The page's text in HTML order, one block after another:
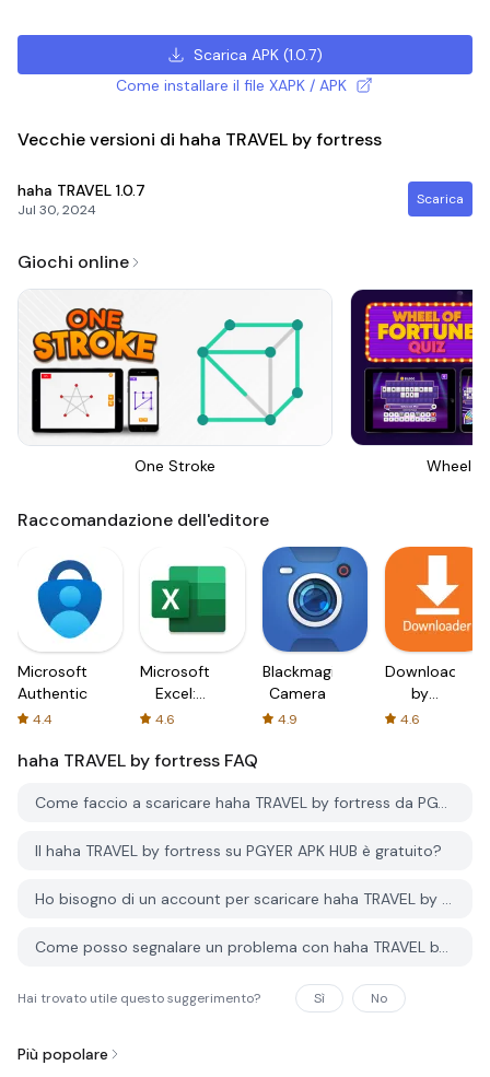
Scarica APK(1.0.7)
Come installare il file XAPK / APK
Vecchie versioni di haha TRAVEL by fortress
haha TRAVEL 1.0.7
Jul 30, 2024
Scarica
Giochi online
One Stroke Wheel
Raccomandazione dell'editore
Microsoft
Authenticator
4.4
Microsoft
Excel:
Spreadsheets
4.6
Blackmagic
Camera
4.9
Downloader
by
AFTVnews
4.6
haha TRAVEL by fortress FAQ
Come faccio a scaricare haha TRAVEL by fortress da PGYER APK HUB?
Il haha TRAVEL by fortress su PGYER APK HUB è gratuito?
Ho bisogno di un account per scaricare haha TRAVEL by fortress da PGYER APK HUB?
Come posso segnalare un problema con haha TRAVEL by fortress su PGYER APK HUB?
Hai trovato utile questo suggerimento? Sì No
Più popolare